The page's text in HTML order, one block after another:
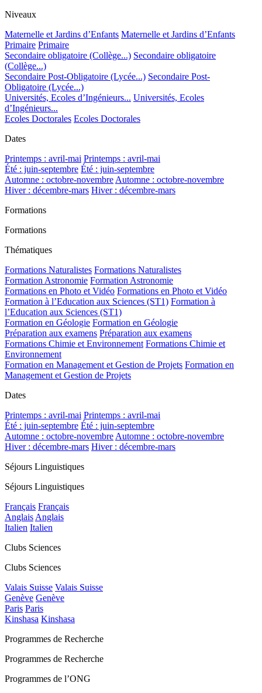
Niveaux
Maternelle et Jardins d’Enfants Maternelle et Jardins d’Enfants
Primaire Primaire
Secondaire obligatoire (Collège...) Secondaire obligatoire
(Collège...)
Secondaire Post-Obligatoire (Lycée...) Secondaire Post-
Obligatoire (Lycée...)
Universités, Ecoles d’Ingénieurs... Universités, Ecoles
d’Ingénieurs...
Ecoles Doctorales Ecoles Doctorales
Dates
Printemps : avril-mai Printemps : avril-mai
Été : juin-septembre Été : juin-septembre
Automne : octobre-novembre Automne : octobre-novembre
Hiver : décembre-mars Hiver : décembre-mars
Formations
Formations
Thématiques
Formations Naturalistes Formations Naturalistes
Formation Astronomie Formation Astronomie
Formations en Photo et Vidéo Formations en Photo et Vidéo
Formation à l’Education aux Sciences (ST1) Formation à
l’Education aux Sciences (ST1)
Formation en Géologie Formation en Géologie
Préparation aux examens Préparation aux examens
Formations Chimie et Environnement Formations Chimie et
Environnement
Formation en Management et Gestion de Projets Formation en
Management et Gestion de Projets
Dates
Printemps : avril-mai Printemps : avril-mai
Été : juin-septembre Été : juin-septembre
Automne : octobre-novembre Automne : octobre-novembre
Hiver : décembre-mars Hiver : décembre-mars
Séjours Linguistiques
Séjours Linguistiques
Français Français
Anglais Anglais
Italien Italien
Clubs Sciences
Clubs Sciences
Valais Suisse Valais Suisse
Genève Genève
Paris Paris
Kinshasa Kinshasa
Programmes de Recherche
Programmes de Recherche
Programmes de l’ONG